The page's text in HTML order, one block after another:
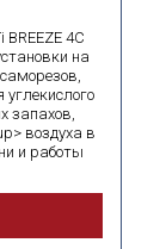
4C
на
запахов,
воздуха в
и работы